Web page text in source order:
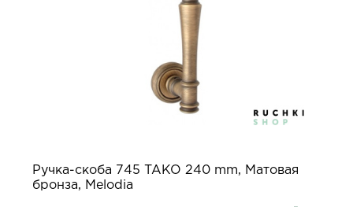
Ручка-скоба 745 TAKO 240 mm, Матовая
бронза, Melodia